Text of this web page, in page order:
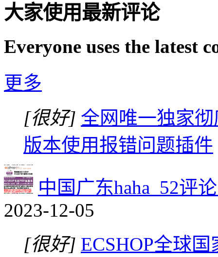
大家使用最新评论
Everyone uses the latest
更多
[很好] 全网唯一独家彻
版本使用报错问题插件
中国广东haha_52评
2023-12-05
[很好] ECSHOP全球